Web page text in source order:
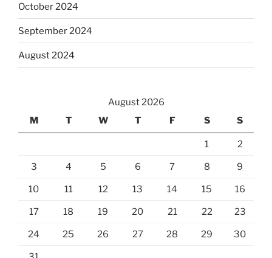
October 2024
September 2024
August 2024
August 2026
M
T W T F S S
1 2
3 4 5 6 7 8 9
10 11 12 13 14 15 16
17 18 19 20 21 22 23
24 25 26 27 28 29 30